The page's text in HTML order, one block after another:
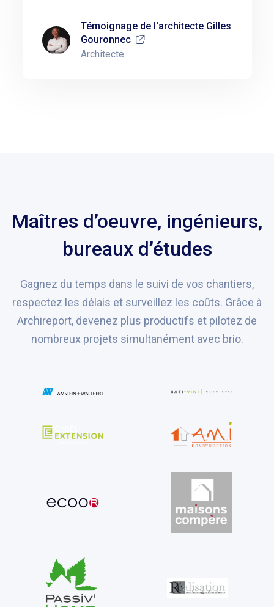
Témoignage de l'architecte Gilles
Gouronnec
Architecte
Maîtres d’oeuvre, ingénieurs,
bureaux d’études
Gagnez du temps dans le suivi de vos chantiers,
respectez les délais et surveillez les coûts. Grâce à
Archireport, devenez plus productifs et pilotez de
nombreux projets simultanément avec brio.